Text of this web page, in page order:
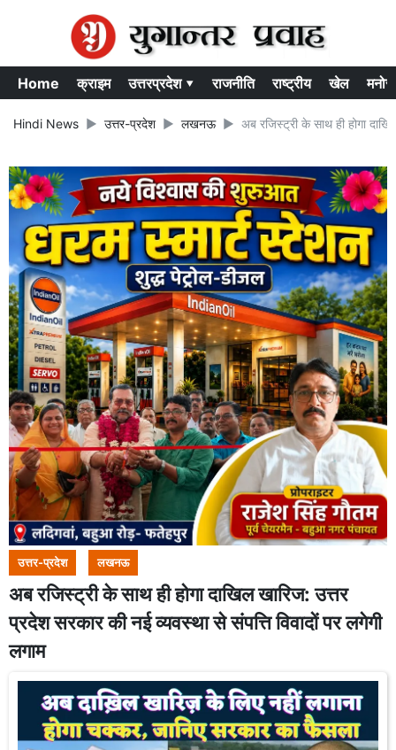
Home क्राइम उत्तरप्रदेश ▾ राजनीति राष्ट्रीय खेल
Hindi News उत्तर-प्रदेश लखनऊ अब रजिस्ट्री के साथ ही होगा
उत्तर-प्रदेश लखनऊ
अब रजिस्ट्री के साथ ही होगा दाखिल खारिज: उत्तर
प्रदेश सरकार की नई व्यवस्था से संपत्ति विवादों पर लगेगी
लगाम